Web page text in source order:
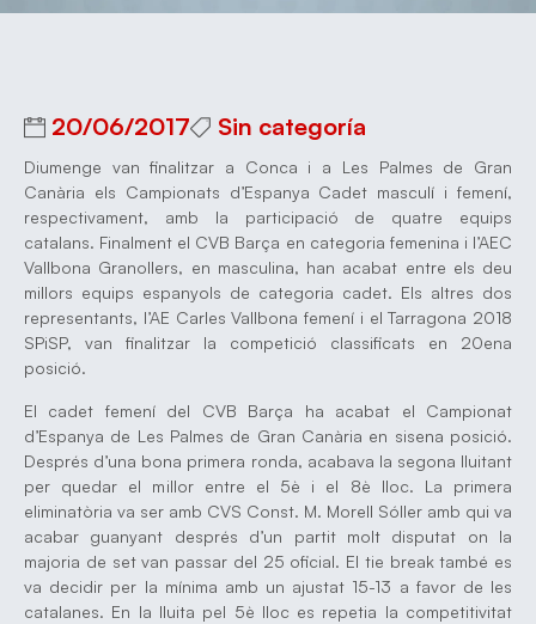
20/06/2017 Sin categoría
Diumenge van finalitzar a Conca i a Les Palmes de Gran
Canària els Campionats d’Espanya Cadet masculí i femení,
respectivament, amb la participació de quatre equips
catalans. Finalment el CVB Barça en categoria femenina i l’AEC
Vallbona Granollers, en masculina, han acabat entre els deu
millors equips espanyols de categoria cadet. Els altres dos
representants, l’AE Carles Vallbona femení i el Tarragona 2018
SPiSP, van finalitzar la competició classificats en 20ena
posició.
El cadet femení del CVB Barça ha acabat el Campionat
d’Espanya de Les Palmes de Gran Canària en sisena posició.
Després d’una bona primera ronda, acabava la segona lluitant
per quedar el millor entre el 5è i el 8è lloc. La primera
eliminatòria va ser amb CVS Const. M. Morell Sóller amb qui va
acabar guanyant després d’un partit molt disputat on la
majoria de set van passar del 25 oficial. El tie break també es
va decidir per la mínima amb un ajustat 15-13 a favor de les
catalanes. En la lluita pel 5è lloc es repetia la competitivitat